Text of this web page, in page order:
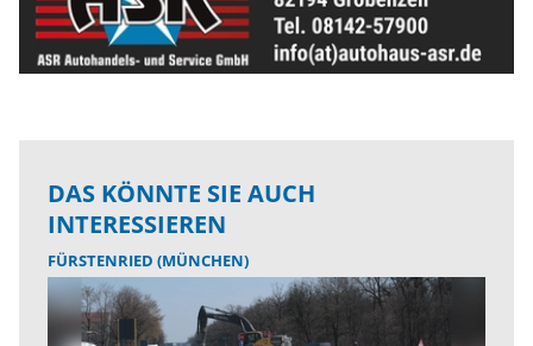
DAS KÖNNTE SIE AUCH
INTERESSIEREN
FÜRSTENRIED (MÜNCHEN)